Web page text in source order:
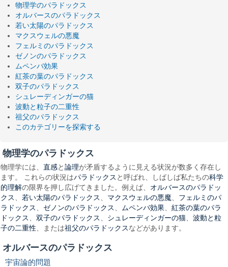
物理学のパラドックス
オルバースのパラドックス
若い太陽のパラドックス
マクスウェルの悪魔
フェルミのパラドックス
ゼノンのパラドックス
ムペンバ効果
紅茶の葉のパラドックス
双子のパラドックス
シュレーディンガーの猫
波動と粒子の二重性
祖父のパラドックス
このカテゴリーを探索する
物理学のパラドックス
物理学には、直感と論理が矛盾するように見える状況が数多く存在し
ます。 これらの状況はパラドックス と呼ばれ、しばしば私たちの科学
的理解の限界を押し広げてきました。例えば、 オルバースのパラドッ
クス
、若い太陽のパラドックス マクスウェルの悪魔
フェルミのパ
ラドックス
ゼノンのパラドックス ムペンバ効果 、紅茶の葉のパラ
ドックス
、双子のパラドックス シュレーディンガーの猫 、波動と粒
子の二重性 、または祖父のパラドックスなどがあります。
オルバースのパラドックス
宇宙論的問題